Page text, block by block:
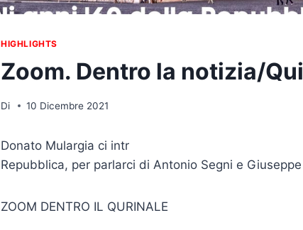
HIGHLIGHTS
Zoom. Dentro la notizia/
Di 10 Dicembre 2021
Donato Mulargia ci intr
Repubblica, per parlarci di Antonio Segni e
ZOOM DENTRO IL QURINALE